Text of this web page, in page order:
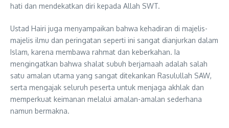
hati dan mendekatkan diri kepada Allah SWT.
Ustad Hairi juga menyampaikan bahwa kehadiran di majelis-
majelis ilmu dan peringatan seperti ini sangat dianjurkan dalam
Islam, karena membawa rahmat dan keberkahan. Ia
mengingatkan bahwa shalat subuh berjamaah adalah salah
satu amalan utama yang sangat ditekankan Rasulullah SAW,
serta mengajak seluruh peserta untuk menjaga akhlak dan
memperkuat keimanan melalui amalan-amalan sederhana
namun bermakna.